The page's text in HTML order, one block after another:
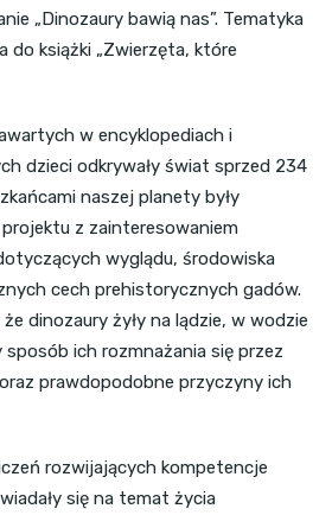
„Dinozaury bawią nas”. Tematyka
do książki „Zwierzęta, które
w encyklopediach i
dzieci odkrywały świat sprzed 234
naszej planety były
z zainteresowaniem
wyglądu, środowiska
cech prehistorycznych gadów.
dinozaury żyły na lądzie, w wodzie
sposób ich rozmnażania się przez
prawdopodobne przyczyny ich
rozwijających kompetencje
się na temat życia